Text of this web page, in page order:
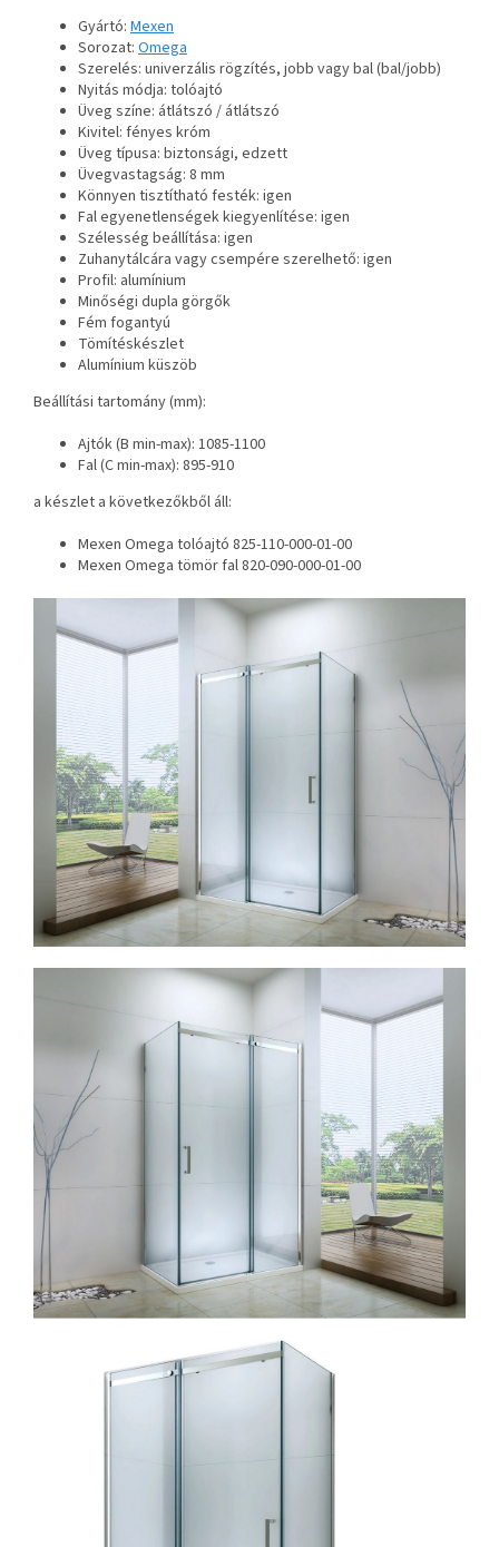
Gyártó: Mexen
Sorozat: Omega
Szerelés: univerzális rögzítés, jobb vagy bal (bal/jobb)
Nyitás módja: tolóajtó
Üveg színe: átlátszó / átlátszó
Kivitel: fényes króm
Üveg típusa: biztonsági, edzett
Üvegvastagság: 8 mm
Könnyen tisztítható festék: igen
Fal egyenetlenségek kiegyenlítése: igen
Szélesség beállítása: igen
Zuhanytálcára vagy csempére szerelhető: igen
Profil: alumínium
Minőségi dupla görgők
Fém fogantyú
Tömítéskészlet
Alumínium küszöb
Beállítási tartomány (mm):
Ajtók (B min-max): 1085-1100
Fal (C min-max): 895-910
a készlet a következőkből áll:
Mexen Omega tolóajtó 825-110-000-01-00
Mexen Omega tömör fal 820-090-000-01-00